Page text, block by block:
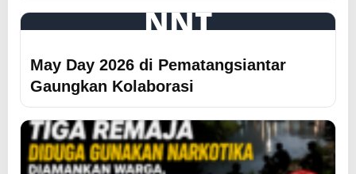
NNT
May Day 2026 di Pematangsiantar
Gaungkan Kolaborasi